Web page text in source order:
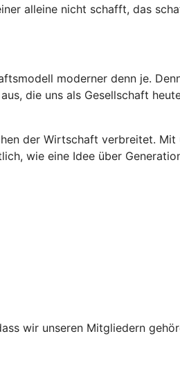
alleine nicht schafft, das
moderner denn je.
die uns als Gesellschaft
der Wirtschaft verbreitet.
wie eine Idee über
wir unseren Mitgliedern